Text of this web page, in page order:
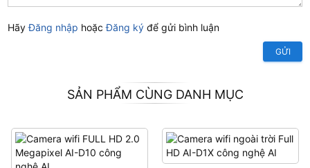
HãyĐăng nhập hoặcĐăng ký để gửi bình luận
GỬI
SẢN PHẨM CÙNG DANH MỤC